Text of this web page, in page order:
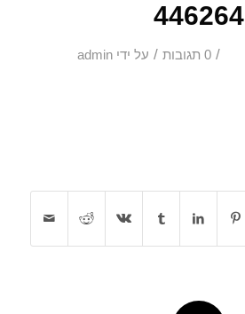
446264
/ 0 תגובות / על ידי admin